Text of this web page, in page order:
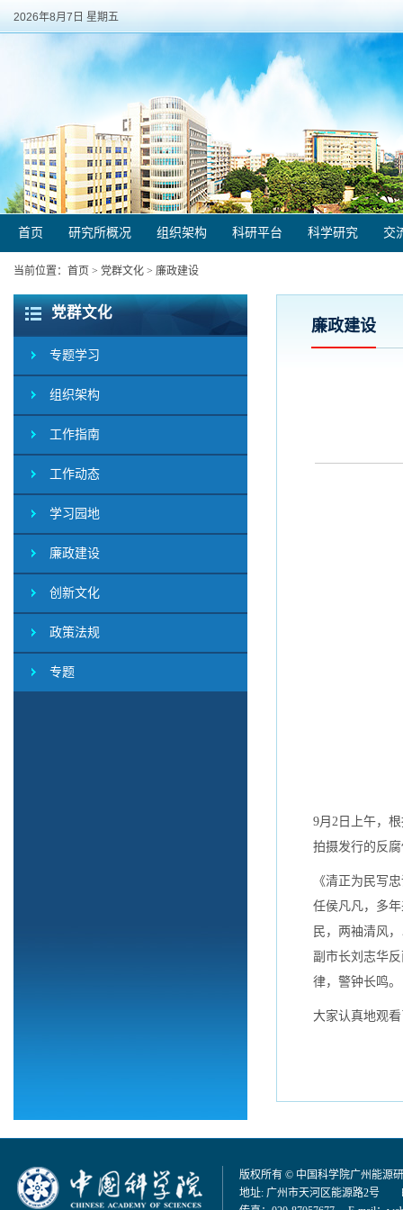
2026年8月7日 星期五
首页 研究所概况 组织架构 科研平台 科学研究 交
当前位置： 首页 > 党群文化 > 廉政建设
党群文化
专题学习
组织架构
工作指南
工作动态
学习园地
廉政建设
创新文化
政策法规
专题
廉政建设
9月2日上午，
拍摄发行的反
《清正为民写
任侯凡凡，多
民，两袖清风
副市长刘志华
律，警钟长鸣。
大家认真地观
版权所有 © 中国科学院广州能源
地址: 广州市天河区能源路2号